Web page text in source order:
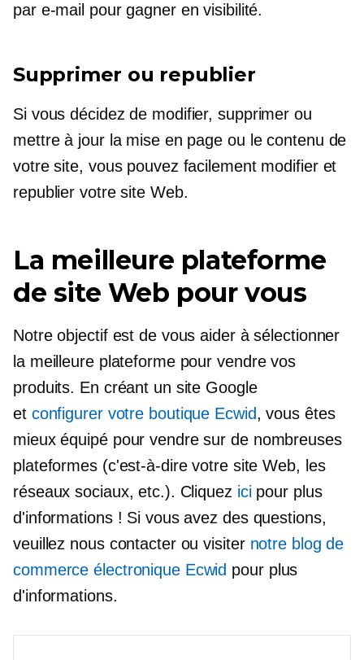
par e-mail pour gagner en visibilité.
Supprimer ou republier
Si vous décidez de modifier, supprimer ou
mettre à jour la mise en page ou le contenu de
votre site, vous pouvez facilement modifier et
republier votre site Web.
La meilleure plateforme
de site Web pour vous
Notre objectif est de vous aider à sélectionner
la meilleure plateforme pour vendre vos
produits. En créant un site Google
et configurer votre boutique Ecwid, vous êtes
mieux équipé pour vendre sur de nombreuses
plateformes (c'est-à-dire votre site Web, les
réseaux sociaux, etc.). Cliquez icipour plus
d'informations ! Si vous avez des questions,
veuillez nous contacter ou visiter notre blog de
commerce électronique Ecwid pour plus
d'informations.